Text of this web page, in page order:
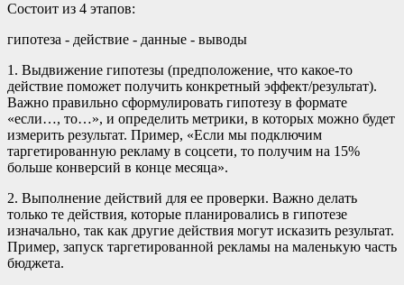
Состоит из 4 этапов:
гипотеза - действие - данные - выводы
1. Выдвижение гипотезы (предположение, что какое-то
действие поможет получить конкретный эффект/результат).
Важно правильно сформулировать гипотезу в формате
«если…, то…», и определить метрики, в которых можно будет
измерить результат. Пример, «Если мы подключим
таргетированную рекламу в соцсети, то получим на 15%
больше конверсий в конце месяца».
2. Выполнение действий для ее проверки. Важно делать
только те действия, которые планировались в гипотезе
изначально, так как другие действия могут исказить результат.
Пример, запуск таргетированной рекламы на маленькую часть
бюджета.